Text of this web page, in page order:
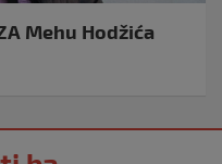
Mehu Hodžića